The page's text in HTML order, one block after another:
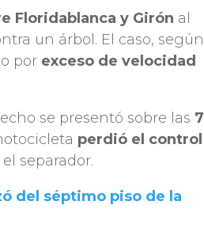
Floridablanca y Girón al
un árbol. El caso, según
por exceso de velocidad
se presentó sobre las 7
perdió el control
separador.
del séptimo piso de la